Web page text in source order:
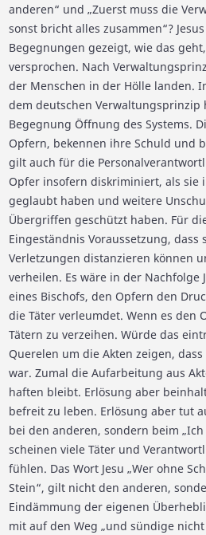
anderen“ und „Zuerst muss die
sonst bricht alles zusammen“?
Begegnungen gezeigt, wie das
versprochen. Nach
der Menschen in der Hölle landen.
dem deutschen Verwaltungsprinzip
Begegnung Öffnung des Systems.
Opfern, bekennen ihre Schuld und
gilt auch für die
Opfer insofern diskriminiert, als sie
geglaubt haben und weitere
Übergriffen geschützt haben. Für
Eingeständnis Voraussetzung, dass
Verletzungen distanzieren können
verheilen. Es wäre in der Nachfolge
eines Bischofs, den Opfern den
die Täter verleumdet. Wenn es den
Tätern zu verzeihen. Würde das
Querelen um die Akten zeigen,
war. Zumal die Aufarbeitung aus
haften bleibt. Erlösung aber
befreit zu leben. Erlösung aber tut
bei den anderen, sondern beim
scheinen viele Täter und
fühlen. Das Wort Jesu „Wer ohne
Stein“, gilt nicht den anderen,
Eindämmung der eigenen
mit auf den Weg „und sündige